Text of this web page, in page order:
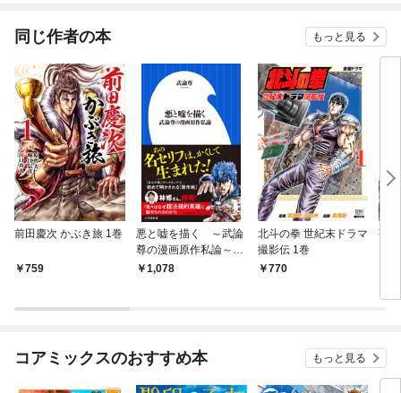
同じ作者の本 もっと見る
前田慶次 かぶき旅 1巻
759
悪と嘘を描く ～武論
尊の漫画原作私論～
（小学館新書）
1,078
北斗の拳 世紀末ドラマ
撮影伝 1巻
770
蒼
コアミックスのおすすめ本 もっと見る